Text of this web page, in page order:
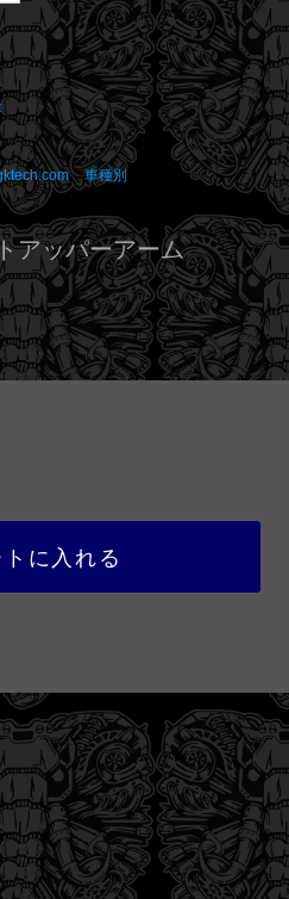
車種別
アッパーアーム
に入れる